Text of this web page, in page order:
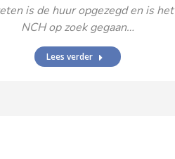
is de huur opgezegd en is het
NCH op zoek gegaan…
Lees verder